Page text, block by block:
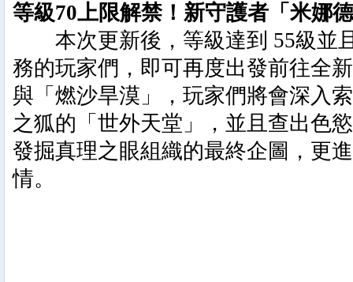
等級70上限解禁！新守護者「米娜
本次更新後，等級達到 55級並
務的玩家們，即可再度出發前往全
與「燃沙旱漠」，玩家們將會深入
之狐的「世外天堂」，並且查出色
發掘真理之眼組織的最終企圖，更
情。